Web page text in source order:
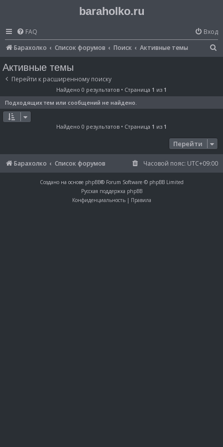
baraholko.ru
FAQ
Вход
Барахолко
Список форумов Поиск Активные темы
к
Активные темы
Перейти к расширенному поиску
Найдено 0 результатов • Страница 1 из 1
Подходящих тем или сообщений не найдено.
Найдено 0 результатов • Страница 1 из 1
Перейти
Барахолко Список форумов Часовой пояс: UTC+09:00
Создано на основе phpBB® Forum Software © phpBB Limited
Русская поддержка phpBB
Конфиденциальность| Правила